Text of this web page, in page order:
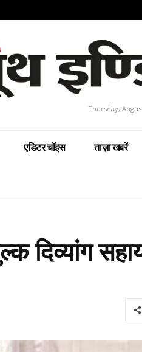
Thursday,
एडिटर चॉइस ताज़ा खबरें
दिव्यांग